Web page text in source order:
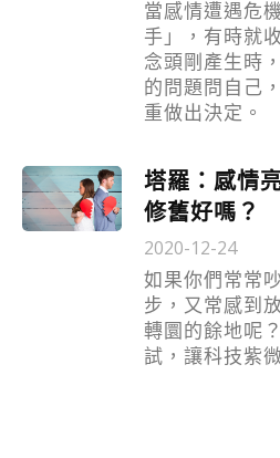
當感情遭遇危
手」，有時就
念頭剛產生時
的問題問自己
重做出決定。
塔羅：感情
修舊好嗎？
2020-12-24
如果你們常常
步，又常感到
轉圜的餘地呢
試，讓科技紫